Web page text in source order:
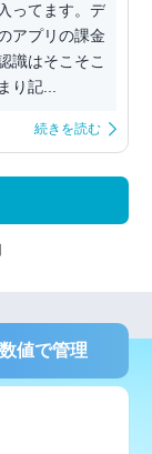
ってます。デ
アプリの課金
識はそこそこ
り記...
続きを読む
値で管理